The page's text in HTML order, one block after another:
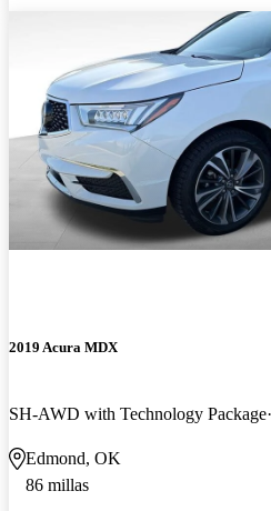
2019 Acura MDX
SH-AWD with Technology Package
Edmond, OK
86 millas